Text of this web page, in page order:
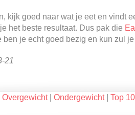
kijk goed naar wat je eet en vindt
het beste resultaat. Dus pak die
ben je echt goed bezig en kun zul
21
Overgewicht| Ondergewicht| Top